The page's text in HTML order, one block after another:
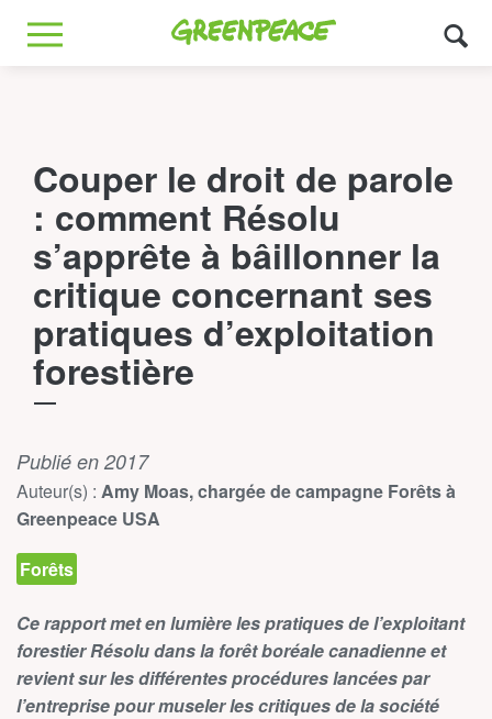
Greenpeace
MENU
Couper le droit de parole
: comment Résolu
s’apprête à bâillonner la
critique concernant ses
pratiques d’exploitation
forestière
Publié en 2017
Auteur(s) : Amy Moas, chargée de campagne Forêts à
Greenpeace USA
Forêts
Ce rapport met en lumière les pratiques de l’exploitant
forestier Résolu dans la forêt boréale canadienne et
revient sur les différentes procédures lancées par
l’entreprise pour museler les critiques de la société